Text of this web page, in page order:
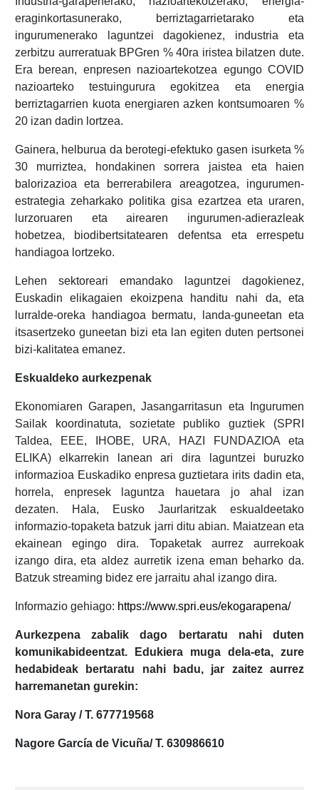
eraginkortasunerako, berriztagarrietarako eta
ingurumenerako laguntzei dagokienez, industria eta
zerbitzu aurreratuak BPGren % 40ra iristea bilatzen dute.
Era berean, enpresen nazioartekotzea egungo COVID
nazioarteko testuingurura egokitzea eta energia
berriztagarrien kuota energiaren azken kontsumoaren %
20 izan dadin lortzea.
Gainera, helburua da berotegi-efektuko gasen isurketa %
30 murriztea, hondakinen sorrera jaistea eta haien
balorizazioa eta berrerabilera areagotzea, ingurumen-
estrategia zeharkako politika gisa ezartzea eta uraren,
lurzoruaren eta airearen ingurumen-adierazleak
hobetzea, biodibertsitatearen defentsa eta errespetu
handiagoa lortzeko.
Lehen sektoreari emandako laguntzei dagokienez,
Euskadin elikagaien ekoizpena handitu nahi da, eta
lurralde-oreka handiagoa bermatu, landa-guneetan eta
itsasertzeko guneetan bizi eta lan egiten duten pertsonei
bizi-kalitatea emanez.
Eskualdeko aurkezpenak
Ekonomiaren Garapen, Jasangarritasun eta Ingurumen
Sailak koordinatuta, sozietate publiko guztiek (SPRI
Taldea, EEE, IHOBE, URA, HAZI FUNDAZIOA eta
ELIKA) elkarrekin lanean ari dira laguntzei buruzko
informazioa Euskadiko enpresa guztietara irits dadin eta,
horrela, enpresek laguntza hauetara jo ahal izan
dezaten. Hala, Eusko Jaurlaritzak eskualdeetako
informazio-topaketa batzuk jarri ditu abian. Maiatzean eta
ekainean egingo dira. Topaketak aurrez aurrekoak
izango dira, eta aldez aurretik izena eman beharko da.
Batzuk streaming bidez ere jarraitu ahal izango dira.
Informazio gehiago: https://www.spri.eus/ekogarapena/
Aurkezpena zabalik dago bertaratu nahi duten
komunikabideentzat. Edukiera muga dela-eta, zure
hedabideak bertaratu nahi badu, jar zaitez aurrez
harremanetan gurekin:
Nora Garay / T. 677719568
Nagore García de Vicuña/ T. 630986610